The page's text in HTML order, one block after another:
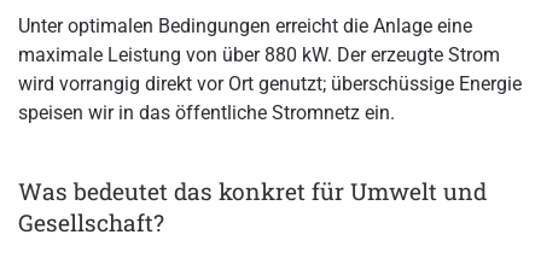
Unter optimalen Bedingungen erreicht die Anlage eine
maximale Leistung von über 880 kW. Der erzeugte Strom
wird vorrangig direkt vor Ort genutzt; überschüssige Energie
speisen wir in das öffentliche Stromnetz ein.
Was bedeutet das konkret für Umwelt und
Gesellschaft?